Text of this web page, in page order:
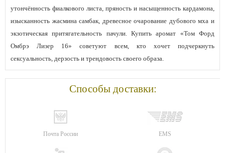
утончённость фиалкового листа, пряность и насыщенность кардамона,
изысканность жасмина самбак, древесное очарование дубового мха и
экзотическая притягательность пачули. Купить аромат «Том Форд
Омбрэ Лизер 16» советуют всем, кто хочет подчеркнуть
сексуальность, дерзость и трендовость своего образа.
Способы доставки:
Почта России EMS